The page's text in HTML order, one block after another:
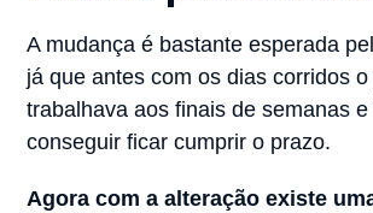
A mudança é bastante esperada
já que antes com os dias corridos o
trabalhava aos finais de semanas
conseguir ficar cumprir o prazo.
Agora com a alteração existe